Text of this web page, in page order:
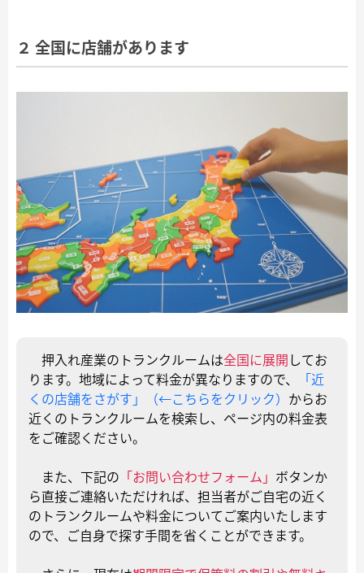
２ 全国に店舗があります
押入れ産業のトランクルームは全国に展開してお
ります。地域によって料金が異なりますので、
「近
くの店舗をさがす」（←こちらをクリック） からお
近くのトランクルームを検索し、ページ内の料金表
をご確認ください。
また、下記の 「お問い合わせフォーム」 ボタンか
ら直接ご連絡いただければ、担当者がご自宅の近く
のトランクルームや料金についてご案内いたします
ので、ご自身で探す手間を省くことができます。